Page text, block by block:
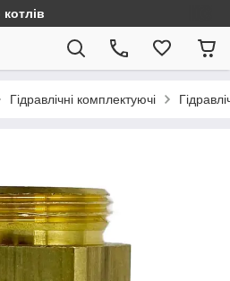
Гідравлічні комплектуючі